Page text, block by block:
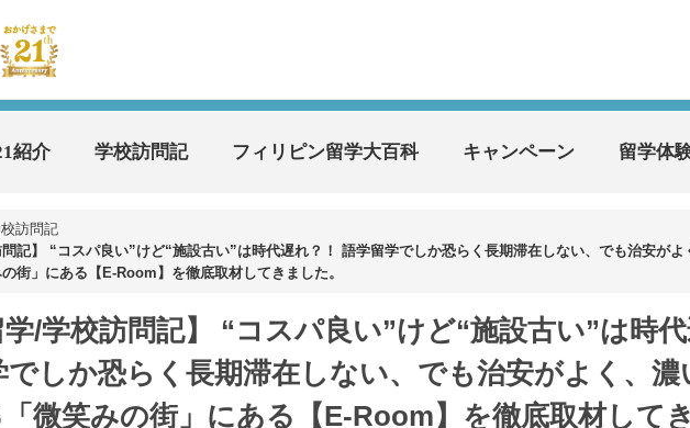
紹介 学校訪問記 フィリピン留学大百科 キャンペーン 留学体
訪問記
問記】 “コスパ良い”けど“施設古い”は時代遅れ？！ 語学留学でしか恐らく長期滞在しない、でも治安がよ
街」にある【E-Room】を徹底取材してきました。
学/学校訪問記】 “コスパ良い”けど“施設古い”は時
でしか恐らく長期滞在しない、でも治安がよく、濃
微笑みの街」にある【E-Room】を徹底取材して